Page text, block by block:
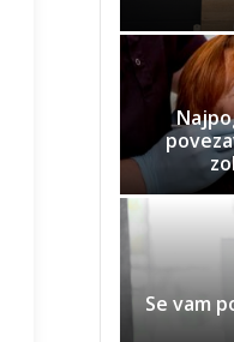
Se vam